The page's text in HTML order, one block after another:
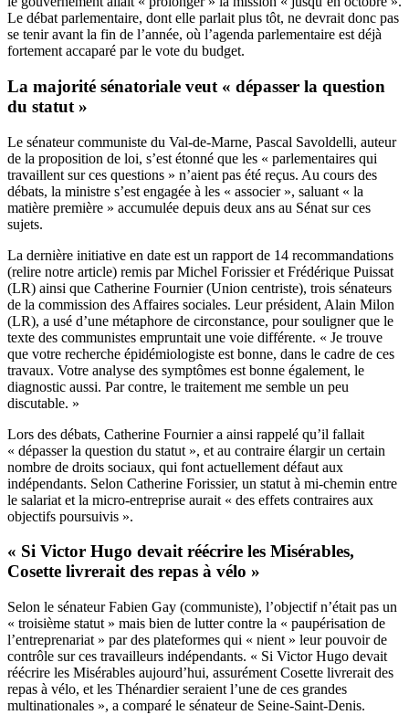
Le débat parlementaire, dont elle parlait plus tôt, ne devrait donc pas
se tenir avant la fin de l’année, où l’agenda parlementaire est déjà
fortement accaparé par le vote du budget.
La majorité sénatoriale veut « dépasser la question
du statut »
Le sénateur communiste du Val-de-Marne, Pascal Savoldelli, auteur
de la proposition de loi, s’est étonné que les « parlementaires qui
travaillent sur ces questions » n’aient pas été reçus. Au cours des
débats, la ministre s’est engagée à les « associer », saluant « la
matière première » accumulée depuis deux ans au Sénat sur ces
sujets.
La dernière initiative en date est un rapport de 14 recommandations
(relire notre article) remis par Michel Forissier et Frédérique Puissat
(LR) ainsi que Catherine Fournier (Union centriste), trois sénateurs
de la commission des Affaires sociales. Leur président, Alain Milon
(LR), a usé d’une métaphore de circonstance, pour souligner que le
texte des communistes empruntait une voie différente. « Je trouve
que votre recherche épidémiologiste est bonne, dans le cadre de ces
travaux. Votre analyse des symptômes est bonne également, le
diagnostic aussi. Par contre, le traitement me semble un peu
discutable. »
Lors des débats, Catherine Fournier a ainsi rappelé qu’il fallait
« dépasser la question du statut », et au contraire élargir un certain
nombre de droits sociaux, qui font actuellement défaut aux
indépendants. Selon Catherine Forissier, un statut à mi-chemin entre
le salariat et la micro-entreprise aurait « des effets contraires aux
objectifs poursuivis ».
« Si Victor Hugo devait réécrire les Misérables,
Cosette livrerait des repas à vélo »
Selon le sénateur Fabien Gay (communiste), l’objectif n’était pas un
« troisième statut » mais bien de lutter contre la « paupérisation de
l’entreprenariat » par des plateformes qui « nient » leur pouvoir de
contrôle sur ces travailleurs indépendants. « Si Victor Hugo devait
réécrire les Misérables aujourd’hui, assurément Cosette livrerait des
repas à vélo, et les Thénardier seraient l’une de ces grandes
multinationales », a comparé le sénateur de Seine-Saint-Denis.